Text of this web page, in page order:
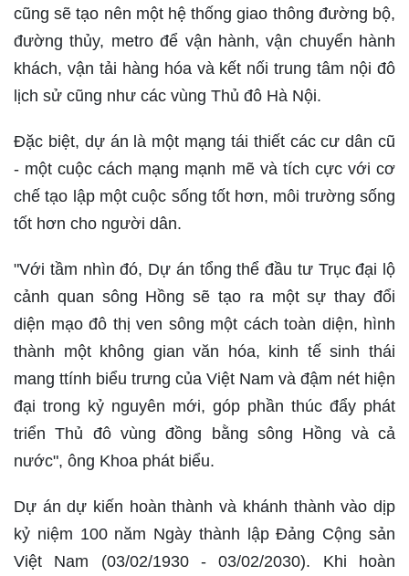
cũng sẽ tạo nên một hệ thống giao thông đường bộ,
đường thủy, metro để vận hành, vận chuyển hành
khách, vận tải hàng hóa và kết nối trung tâm nội đô
lịch sử cũng như các vùng Thủ đô Hà Nội.
Đặc biệt, dự án là một mạng tái thiết các cư dân cũ
- một cuộc cách mạng mạnh mẽ và tích cực với cơ
chế tạo lập một cuộc sống tốt hơn, môi trường sống
tốt hơn cho người dân.
"Với tầm nhìn đó, Dự án tổng thể đầu tư Trục đại lộ
cảnh quan sông Hồng sẽ tạo ra một sự thay đổi
diện mạo đô thị ven sông một cách toàn diện, hình
thành một không gian văn hóa, kinh tế sinh thái
mang ttính biểu trưng của Việt Nam và đậm nét hiện
đại trong kỷ nguyên mới, góp phần thúc đẩy phát
triển Thủ đô vùng đồng bằng sông Hồng và cả
nước", ông Khoa phát biểu.
Dự án dự kiến hoàn thành và khánh thành vào dịp
kỷ niệm 100 năm Ngày thành lập Đảng Cộng sản
Việt Nam (03/02/1930 - 03/02/2030). Khi hoàn